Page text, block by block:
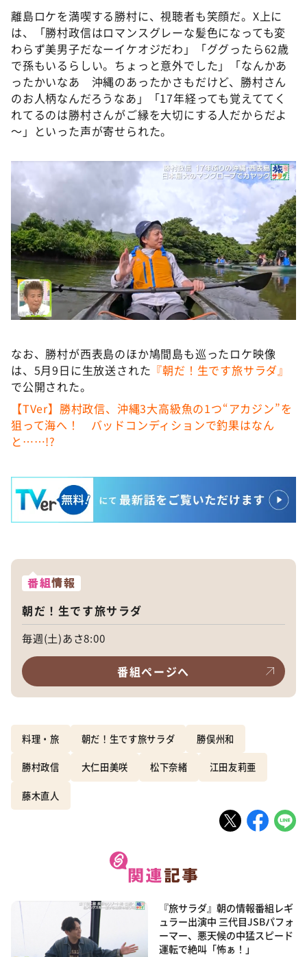
離島ロケを満喫する勝村に、視聴者も笑顔だ。X上に
は、「勝村政信はロマンスグレーな髪色になっても変
わらず美男子だなーイケオジだわ」「ググったら62歳
で孫もいるらしい。ちょっと意外でした」「なんかあ
ったかいなあ 沖縄のあったかさもだけど、勝村さん
のお人柄なんだろうなあ」「17年経っても覚えててく
れてるのは勝村さんがご縁を大切にする人だからだよ
～」といった声が寄せられた。
なお、勝村が西表島のほか鳩間島も巡ったロケ映像
は、5月9日に生放送された 『朝だ！生です旅サラダ』
で公開された。
【TVer】勝村政信、沖縄3大高級魚の1つ“アカジン”を
狙って海へ！ バッドコンディションで釣果はなん
と……!?
番組情報
朝だ！生です旅サラダ
毎週(土)あさ8:00
番組ページへ
料理・旅 朝だ！生です旅サラダ 勝俣州和
勝村政信 大仁田美咲 松下奈緒 江田友莉亜
藤木直人
『旅サラダ』朝の情報番組レギ
ュラー出演中 三代目JSBパフォ
ーマー、悪天候の中猛スピード
運転で絶叫「怖ぁ！」